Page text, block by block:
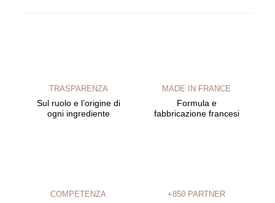
TRASPARENZA
Sul ruolo e l’origine di
ogni ingrediente
MADE IN FRANCE
Formula e
fabbricazione francesi
COMPETENZA +850 PARTNER